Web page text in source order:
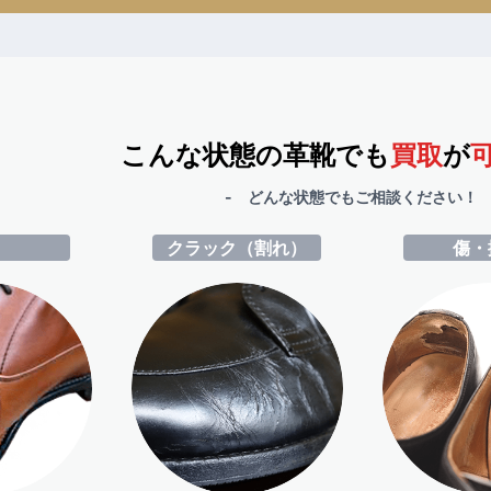
こんな状態の革靴でも買取が
- どんな状態でもご相談ください
クラック（割れ） 傷